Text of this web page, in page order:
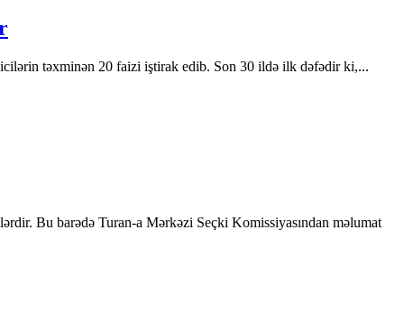
təxminən 20 faizi iştirak edib. Son 30 ildə ilk dəfədir ki,...
Bu barədə Turan-a Mərkəzi Seçki Komissiyasından məlumat